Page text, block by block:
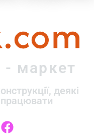
- маркет
деякі